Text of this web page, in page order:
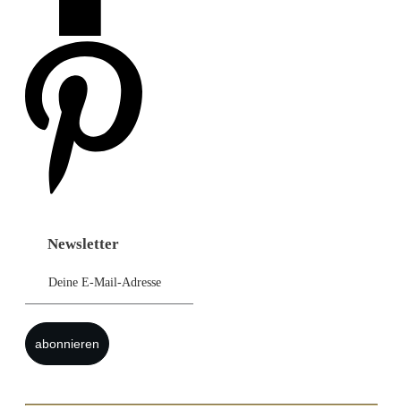
Newsletter
abonnieren